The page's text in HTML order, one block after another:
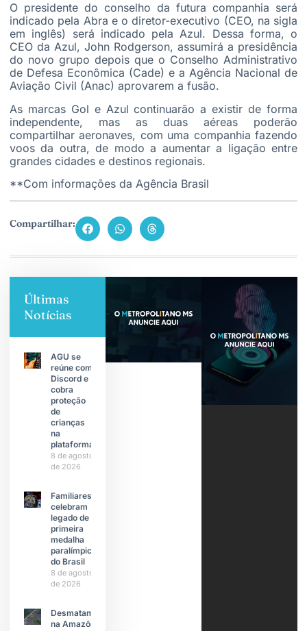
O presidente do conselho da futura companhia será
indicado pela Abra e o diretor-executivo (CEO, na sigla
em inglês) será indicado pela Azul. Dessa forma, o
CEO da Azul, John Rodgerson, assumirá a presidência
do novo grupo depois que o Conselho Administrativo
de Defesa Econômica (Cade) e a Agência Nacional de
Aviação Civil (Anac) aprovarem a fusão.
As marcas Gol e Azul continuarão a existir de forma
independente, mas as duas aéreas poderão
compartilhar aeronaves, com uma companhia fazendo
voos da outra, de modo a aumentar a ligação entre
grandes cidades e destinos regionais.
**Com informações da Agência Brasil
Compartilhar:
Últimas
Notícias
AGU se
reúne com
Discord e
cobra
proteção
de
crianças
na
plataforma
8 de agosto
de 2026
Familiares
celebram
legado de
primeira
medalha
paralímpica
do Brasil
8 de agosto
de 2026
Desmatamento
na Amazônia